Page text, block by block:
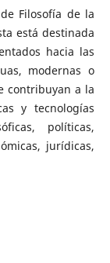
Filosofía de la
está destinada
hacia las
modernas o
contribuyan a la
y tecnologías
políticas,
jurídicas,